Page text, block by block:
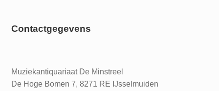
Contactgegevens
Muziekantiquariaat De Minstreel
De Hoge Bomen 7, 8271 RE IJsselmuiden